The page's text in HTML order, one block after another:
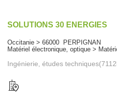
SOLUTIONS 30 ENERGIES
Occitanie > 66000 PERPIGNAN
Matériel électronique, optique >
Ingénierie, études